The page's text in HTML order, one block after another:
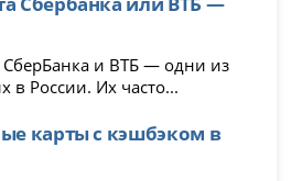
и ВТБ — одни из
в России. Их часто...
карты с кэшбэком в